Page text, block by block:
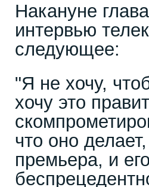
Накануне
интервью
следующее:
"Я не хочу,
хочу это
что оно
премьера, и